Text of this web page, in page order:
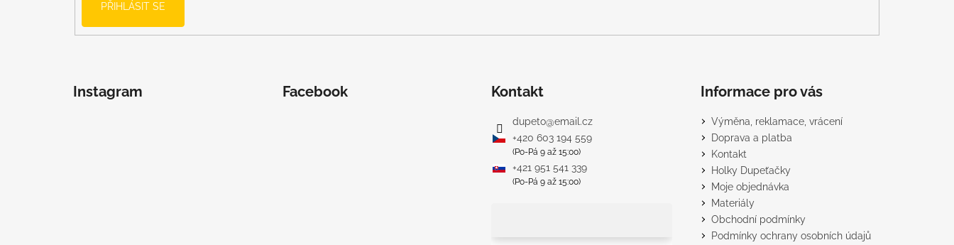
PŘIHLÁSIT SE
Instagram Facebook Kontakt
dupeto@email.cz
+420 603 194 559
(Po-Pá 9 až 15:00)
+421 951 541 339
(Po-Pá 9 až 15:00)
Informace pro vás
Výměna, reklamace, vrácení
Doprava a platba
Kontakt
Holky Dupeťačky
Moje objednávka
Materiály
Obchodní podmínky
Podmínky ochrany osobních údajů